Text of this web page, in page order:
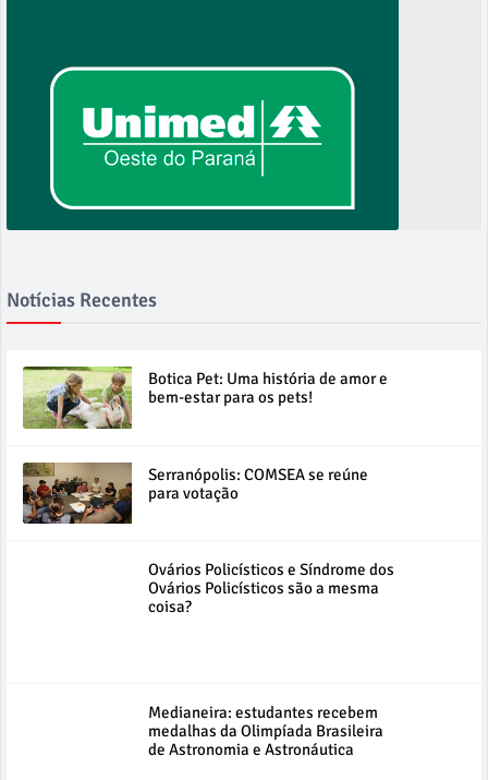
Notícias Recentes
Botica Pet: Uma história de amor e
bem-estar para os pets!
Serranópolis: COMSEA se reúne
para votação
Ovários Policísticos e Síndrome dos
Ovários Policísticos são a mesma
coisa?
Medianeira: estudantes recebem
medalhas da Olimpíada Brasileira
de Astronomia e Astronáutica